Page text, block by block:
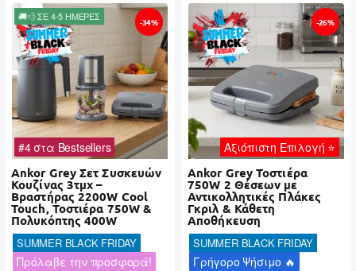
🚚💨 ΣΕ 4-5 ΗΜΕΡΕΣ
#4 στα Bestsellers
-34%
Ankor Grey Σετ Συσκευών
Κουζίνας 3τμχ –
Βραστήρας 2200W Cool
Touch, Τοστιέρα 750W &
Πολυκόπτης 400W
SUMMER BLACK FRIDAY
Πρόλαβε την προσφορά!
Αξιόπιστη Επιλογή ⭐
-26%
Ankor Grey Τοστιέρα
750W 2 Θέσεων με
Αντικολλητικές Πλάκες
Γκριλ & Κάθετη
Αποθήκευση
SUMMER BLACK FRIDAY
Γρήγορο Ψήσιμο 🔥